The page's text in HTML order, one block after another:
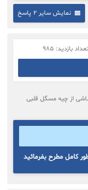
نمایش سایر 2 پاسخ
تعداد بازدید: 985
از چیه مسگل قلبی
کامل مطرح بفرمائید